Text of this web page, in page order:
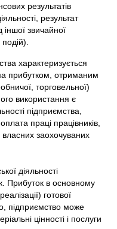
результатів
результат
звичайної
характеризується
прибутком, отриманим
торговельної)
використання є
підприємства,
праці працівників,
заохочуваних
діяльності
Прибуток в основному
готової
підприємство може
цінності і послуги